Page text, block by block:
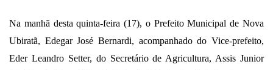
Na manhã desta quinta-feira (17), o Prefeito Municipal de Nova
Ubiratã, Edegar José Bernardi, acompanhado do Vice-prefeito,
Eder Leandro Setter, do Secretário de Agricultura, Assis Junior